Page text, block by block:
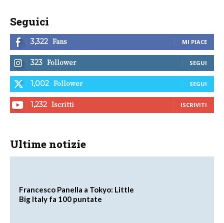
Seguici
3,322 Fans MI PIACE
323 Follower SEGUI
1,002 Follower SEGUI
1,232 Iscritti ISCRIVITI
Ultime notizie
Francesco Panella a Tokyo: Little
Big Italy fa 100 puntate